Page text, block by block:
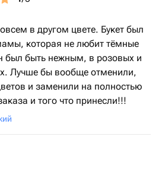
в другом цвете. Букет был
которая не любит тёмные
был быть нежным, в розовых и
Лучше бы вообще отменили,
и заменили на полностью
и того что принесли!!!